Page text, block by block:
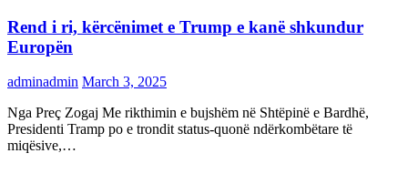
Rend i ri, kërcënimet e Trump e kanë shkundur
Europën
adminadmin March 3, 2025
Nga Preç Zogaj Me rikthimin e bujshëm në Shtëpinë e Bardhë,
Presidenti Tramp po e trondit status-quonë ndërkombëtare të
miqësive,…